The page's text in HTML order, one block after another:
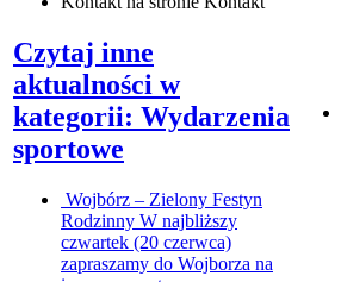
Czytaj inne
aktualności w
kategorii: Wydarzenia
sportowe
Wojbórz – Zielony Festyn
Rodzinny W najbliższy
czwartek (20 czerwca)
zapraszamy do Wojborza na